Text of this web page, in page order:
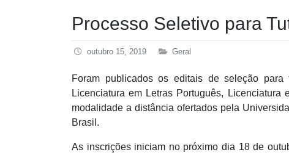
Processo Seletivo para
outubro 15, 2019 Geral
Foram publicados os editais de seleção
Licenciatura em Letras Português,
modalidade a distância ofertados pela
Brasil.
As inscrições iniciam no próximo dia 18 de